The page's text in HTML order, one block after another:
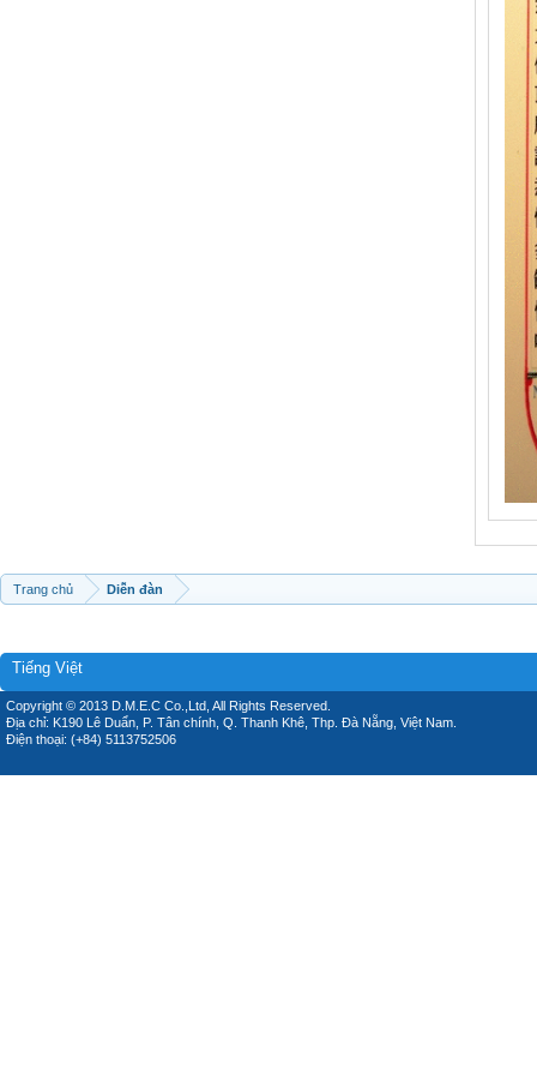
Trang chủ Diễn đàn
Tiếng Việt
Copyright © 2013 D.M.E.C Co.,Ltd, All Rights Reserved.
Địa chỉ: K190 Lê Duẩn, P. Tân chính, Q. Thanh Khê, Thp. Đà Nẵng, Việt Nam.
Điện thoại: (+84) 5113752506